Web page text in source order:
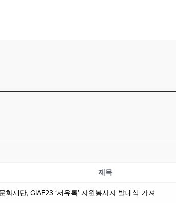
제목
재단, GIAF23 ‘서유록’ 자원봉사자 발대식 가져